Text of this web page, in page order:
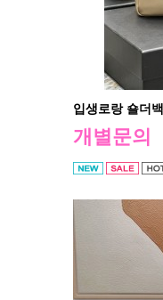
입생로랑 숄더백
개별문의